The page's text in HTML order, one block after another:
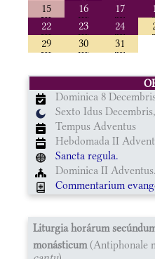
15
16 17
22
23 24
29
30 31
Dominica 8
Sexto Idus
Tempus Adventus
Hebdomada II
Sancta regula.
Dominica II Adventus.
Commentarium
Liturgia horárum
monásticum(Antiphonale